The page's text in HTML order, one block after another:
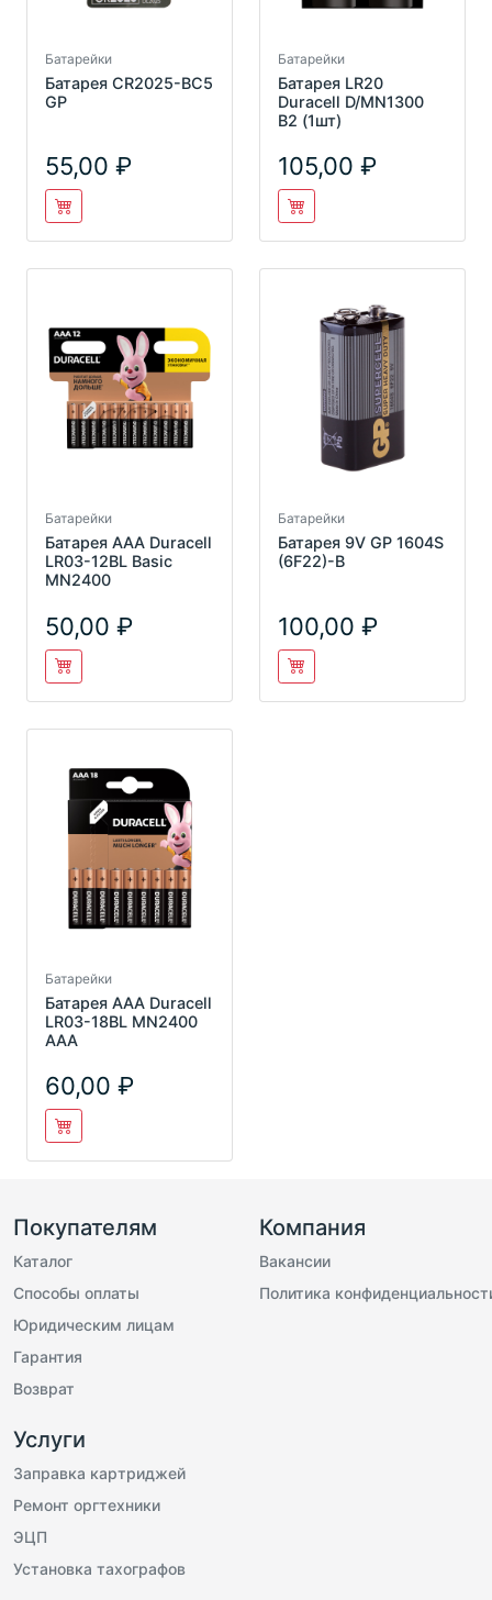
Батарейки
Батарея CR2025-BC5
GP
55,00
Батарейки
Батарея LR20
Duraсell D/MN1300
B2 (1шт)
105,00
Батарейки
Батарея AAA Duracell
LR03-12BL Basic
MN2400
50,00
Батарейки
Батарея 9V GP 1604S
(6F22)-B
100,00
Батарейки
Батарея AAA Duracell
LR03-18BL MN2400
AAA
60,00
Покупателям
Каталог
Способы оплаты
Юридическим лицам
Гарантия
Возврат
Компания
Вакансии
Политика
Услуги
Заправка картриджей
Ремонт оргтехники
ЭЦП
Установка тахографов